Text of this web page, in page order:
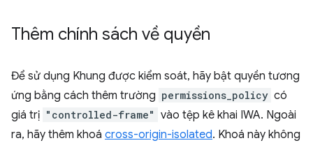
Thêm chính sách về quyền
Để sử dụng Khung được kiểm soát, hãy bật quyền tương
ứng bằng cách thêm trường permissions_policy có
giá trị "controlled-frame" vào tệp kê khai IWA. Ngoài
ra, hãy thêm khoá cross-origin-isolated. Khoá này không